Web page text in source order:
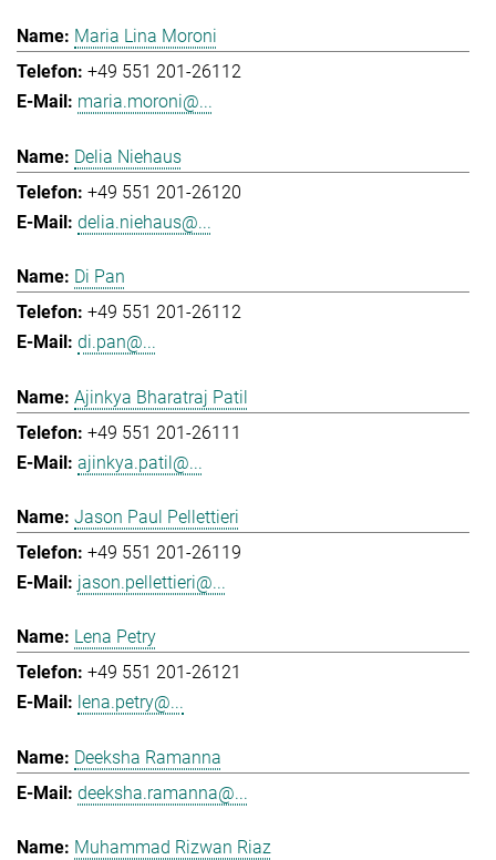
Maria Lina Moroni
+49 551 201-26112
maria.moroni@...
Delia Niehaus
+49 551 201-26120
delia.niehaus@...
Di Pan
+49 551 201-26112
di.pan@...
Ajinkya Bharatraj Patil
+49 551 201-26111
ajinkya.patil@...
Jason Paul Pellettieri
+49 551 201-26119
jason.pellettieri@...
Lena Petry
+49 551 201-26121
lena.petry@...
Deeksha Ramanna
deeksha.ramanna@...
Muhammad Rizwan Riaz